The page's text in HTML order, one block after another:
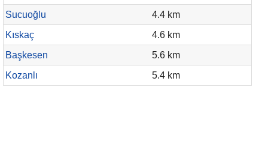
Sucuoğlu
4.4 km
Kıskaç
4.6 km
Başkesen
5.6 km
Kozanlı
5.4 km